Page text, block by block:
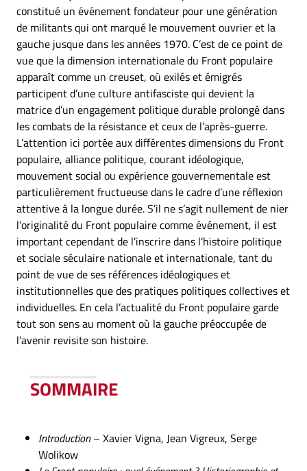
constitué un événement fondateur pour une génération
de militants qui ont marqué le mouvement ouvrier et la
gauche jusque dans les années 1970. C’est de ce point de
vue que la dimension internationale du Front populaire
apparaît comme un creuset, où exilés et émigrés
participent d’une culture antifasciste qui devient la
matrice d’un engagement politique durable prolongé dans
les combats de la résistance et ceux de l’après-guerre.
L’attention ici portée aux différentes dimensions du Front
populaire, alliance politique, courant idéologique,
mouvement social ou expérience gouvernementale est
particulièrement fructueuse dans le cadre d’une réflexion
attentive à la longue durée. S’il ne s’agit nullement de nier
l’originalité du Front populaire comme événement, il est
important cependant de l’inscrire dans l’histoire politique
et sociale séculaire nationale et internationale, tant du
point de vue de ses références idéologiques et
institutionnelles que des pratiques politiques collectives et
individuelles. En cela l’actualité du Front populaire garde
tout son sens au moment où la gauche préoccupée de
l’avenir revisite son histoire.
SOMMAIRE
Introduction– Xavier Vigna, Jean Vigreux, Serge
Wolikow